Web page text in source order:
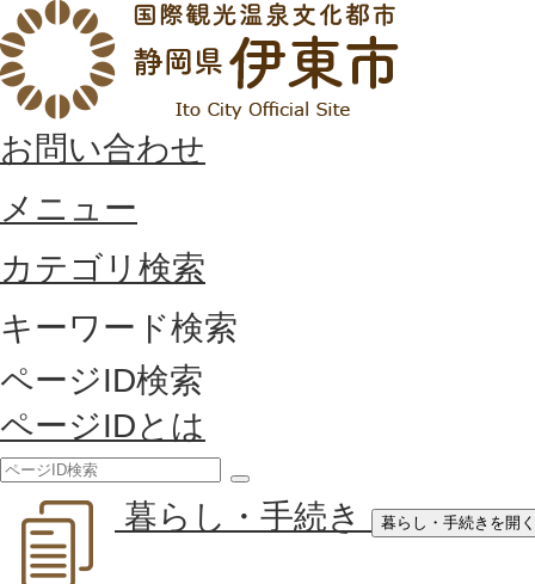
お問い合わせ
メニュー
カテゴリ検索
キーワード検索
ページID検索
ページIDとは
索
暮らし・手続き 暮らし・手続きを開く